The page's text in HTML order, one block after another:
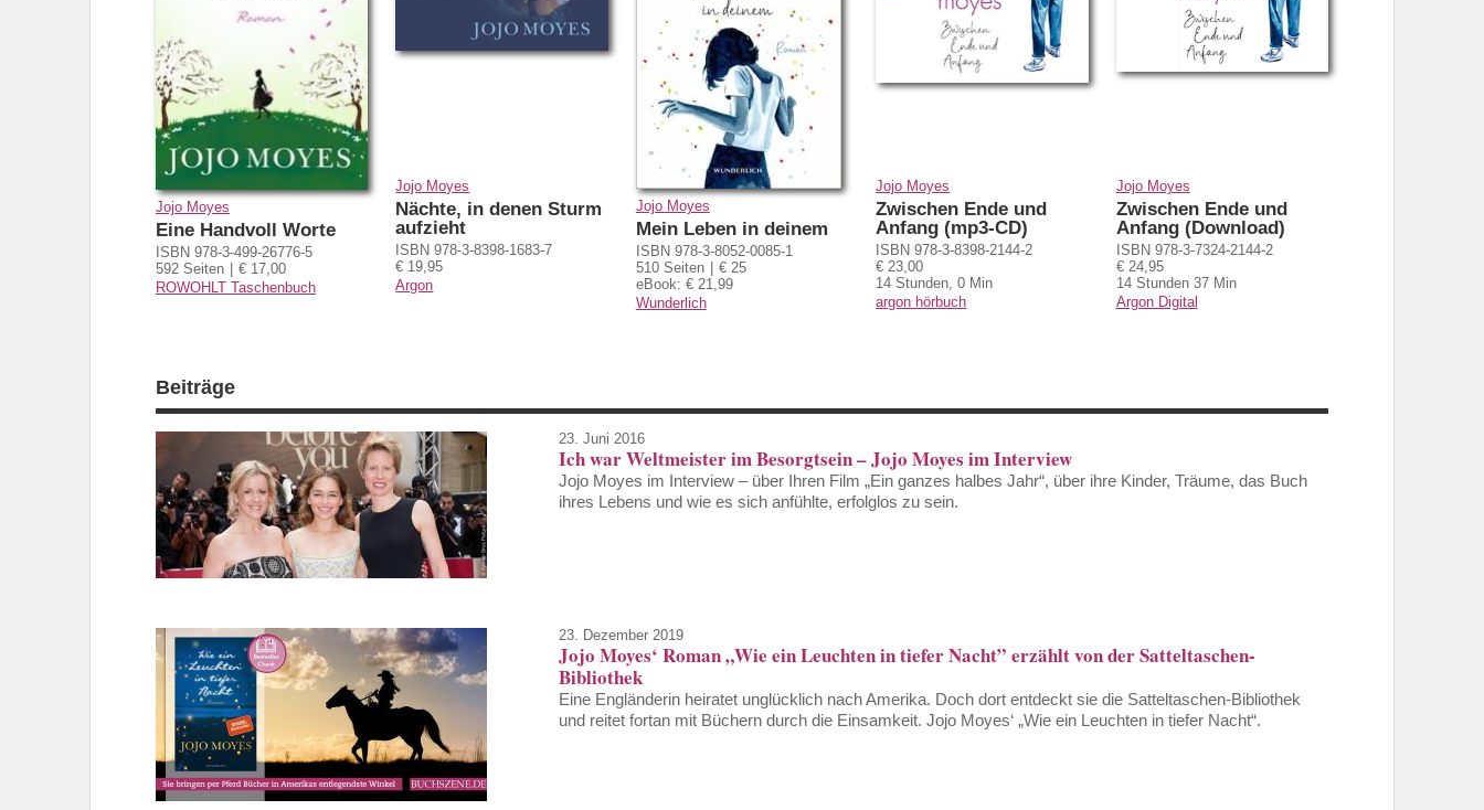
Jojo Moyes
Eine Handvoll Worte
ISBN 978-3-499-26776-5
592 Seiten
€ 17,00
ROWOHLT Taschenbuch
Jojo Moyes
Nächte, in denen Sturm
aufzieht
ISBN 978-3-8398-1683-7
€ 19,95
Argon
Jojo Moyes
Mein Leben in deinem
ISBN 978-3-8052-0085-1
510 Seiten
€ 25
eBook: € 21,99
Wunderlich
Jojo Moyes
Zwischen Ende und
Anfang (mp3-CD)
ISBN 978-3-8398-2144-2
€ 23,00
14 Stunden, 0 Min
argon hörbuch
Jojo Moyes
Zwischen Ende und
Anfang (Download)
ISBN 978-3-7324-2144-2
€ 24,95
14 Stunden 37 Min
Argon Digital
Beiträge
23. Juni 2016
Ich war Weltmeister im Besorgtsein – Jojo Moyes im Interview
Jojo Moyes im Interview – über Ihren Film „Ein ganzes halbes Jahr“, über ihre Kinder, Träume, das Buch
ihres Lebens und wie es sich anfühlte, erfolglos zu sein.
23. Dezember 2019
Jojo Moyes‘ Roman „Wie ein Leuchten in tiefer Nacht” erzählt von der Satteltaschen-
Bibliothek
Eine Engländerin heiratet unglücklich nach Amerika. Doch dort entdeckt sie die Satteltaschen-Bibliothek
und reitet fortan mit Büchern durch die Einsamkeit. Jojo Moyes‘ „Wie ein Leuchten in tiefer Nacht“.